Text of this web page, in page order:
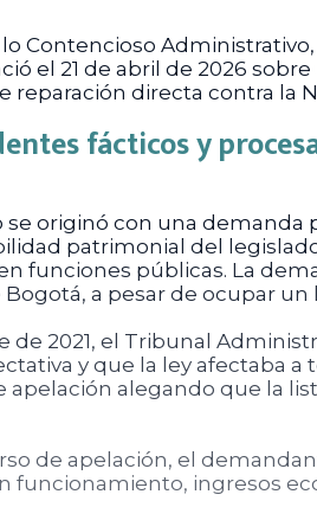
lo Contencioso
el 21 de abril de 2026
reparación directa contra la
fácticos y
se originó con una demanda
patrimonial del
funciones públicas. La
a pesar de ocupar
de 2021, el Tribunal
y que la ley afectaba
apelación alegando que la
de apelación, el
funcionamiento, ingresos